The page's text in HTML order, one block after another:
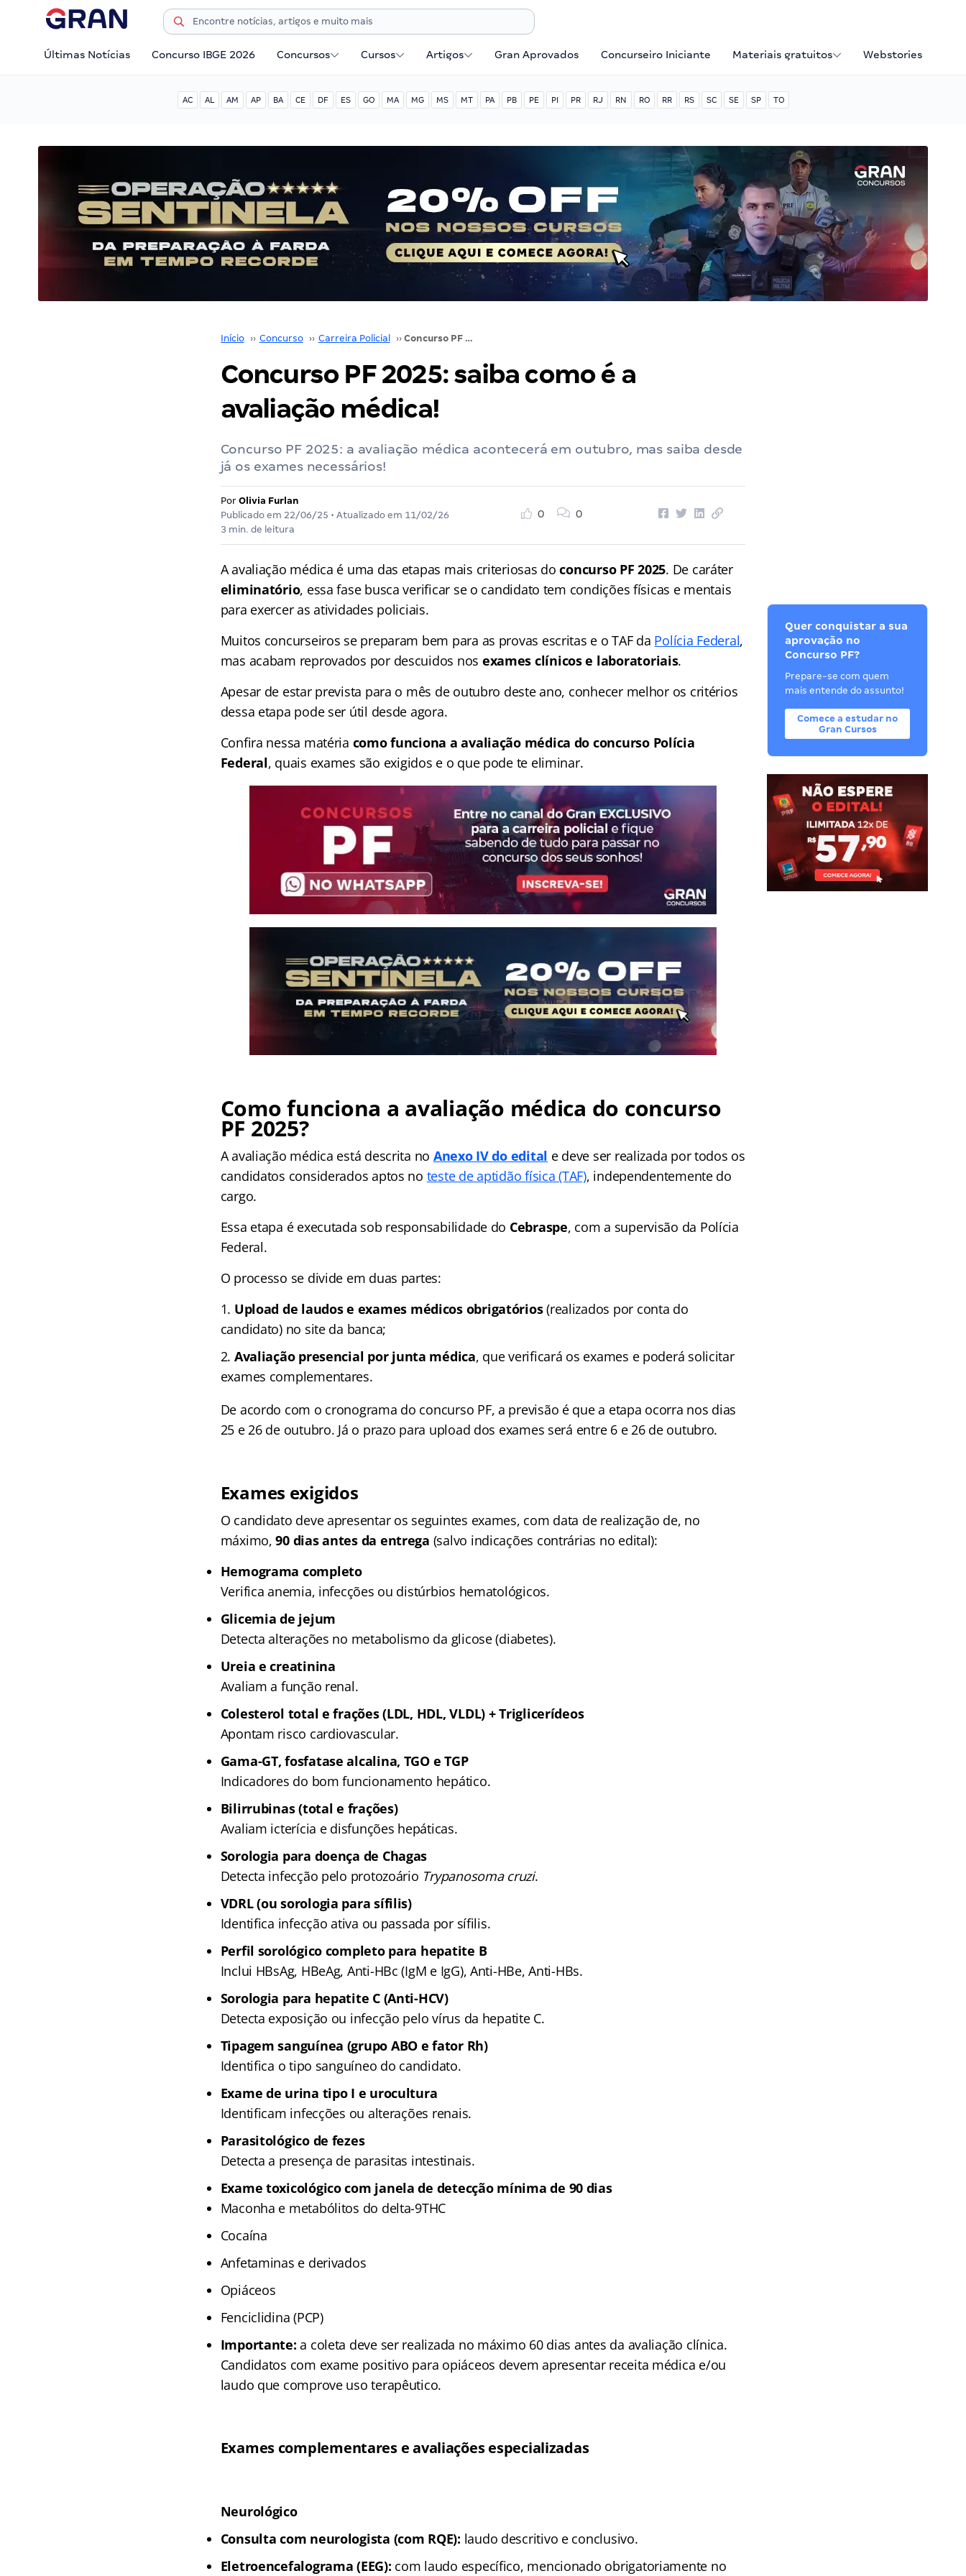
Últimas Notícias Concurso IBGE 2026 Concursos Cursos Artigos Gran Aprovados Concurseiro Iniciante Materiais gratuitos Webstories
AC AL AM AP BA CE DF ES GO MA MG MS MT PA PB PE PI PR RJ RN RO RR RS SC SE SP TO
Início ›› Concurso ›› Carreira Policial ›› Concurso PF 2025: saiba como é a avaliação médica!
Concurso PF 2025: saiba como é a
avaliação médica!
Concurso PF 2025: a avaliação médica acontecerá em outubro, mas saiba desde
já os exames necessários!
Por Olivia Furlan
Publicado em 22/06/25 • Atualizado em 11/02/26
3 min. de leitura
0 0
A avaliação médica é uma das etapas mais criteriosas doconcurso PF 2025. De caráter
eliminatório, essa fase busca verificar se o candidato tem condições físicas e mentais
para exercer as atividades policiais.
Muitos concurseiros se preparam bem para as provas escritas e o TAF da Polícia Federal,
mas acabam reprovados por descuidos nos exames clínicos e laboratoriais.
Apesar de estar prevista para o mês de outubro deste ano, conhecer melhor os critérios
dessa etapa pode ser útil desde agora.
Confira nessa matéria como funciona a avaliação médica do concurso Polícia
Federal, quais exames são exigidos e o que pode te eliminar.
Como funciona a avaliação médica do concurso
PF 2025?
A avaliação médica está descrita no Anexo IV do edital e deve ser realizada por todos os
candidatos considerados aptos no teste de aptidão física (TAF), independentemente do
cargo.
Essa etapa é executada sob responsabilidade do Cebraspe, com a supervisão da Polícia
Federal.
O processo se divide em duas partes:
Upload de laudos e exames médicos obrigatórios(realizados por conta do
candidato) no site da banca;
Avaliação presencial por junta médica, que verificará os exames e poderá solicitar
exames complementares.
De acordo com o cronograma do concurso PF, a previsão é que a etapa ocorra nos dias
25 e 26 de outubro. Já o prazo para upload dos exames será entre 6 e 26 de outubro.
Exames exigidos
O candidato deve apresentar os seguintes exames, com data de realização de, no
máximo,90 dias antes da entrega (salvo indicações contrárias no edital):
Hemograma completo
Verifica anemia, infecções ou distúrbios hematológicos.
Glicemia de jejum
Detecta alterações no metabolismo da glicose (diabetes).
Ureia e creatinina
Avaliam a função renal.
Colesterol total e frações (LDL, HDL, VLDL) + Triglicerídeos
Apontam risco cardiovascular.
Gama-GT, fosfatase alcalina, TGO e TGP
Indicadores do bom funcionamento hepático.
Bilirrubinas (total e frações)
Avaliam icterícia e disfunções hepáticas.
Sorologia para doença de Chagas
Detecta infecção pelo protozoário Trypanosoma cruzi.
VDRL (ou sorologia para sífilis)
Identifica infecção ativa ou passada por sífilis.
Perfil sorológico completo para hepatite B
Inclui HBsAg, HBeAg, Anti-HBc (IgM e IgG), Anti-HBe, Anti-HBs.
Sorologia para hepatite C (Anti-HCV)
Detecta exposição ou infecção pelo vírus da hepatite C.
Tipagem sanguínea (grupo ABO e fator Rh)
Identifica o tipo sanguíneo do candidato.
Exame de urina tipo I e urocultura
Identificam infecções ou alterações renais.
Parasitológico de fezes
Detecta a presença de parasitas intestinais.
Exame toxicológico com janela de detecção mínima de 90 dias
Maconha e metabólitos do delta-9THC
Cocaína
Anfetaminas e derivados
Opiáceos
Fenciclidina (PCP)
Importante: a coleta deve ser realizada no máximo 60 dias antes da avaliação clínica.
Candidatos com exame positivo para opiáceos devem apresentar receita médica e/ou
laudo que comprove uso terapêutico.
Exames complementares e avaliações especializadas
Neurológico
Consulta com neurologista (com RQE): laudo descritivo e conclusivo.
Eletroencefalograma (EEG): com laudo específico, mencionado obrigatoriamente no
Quer conquistar a sua
aprovação no
Concurso PF?
Prepare-se com quem
mais entende do assunto!
Comece a estudar no
Gran Cursos